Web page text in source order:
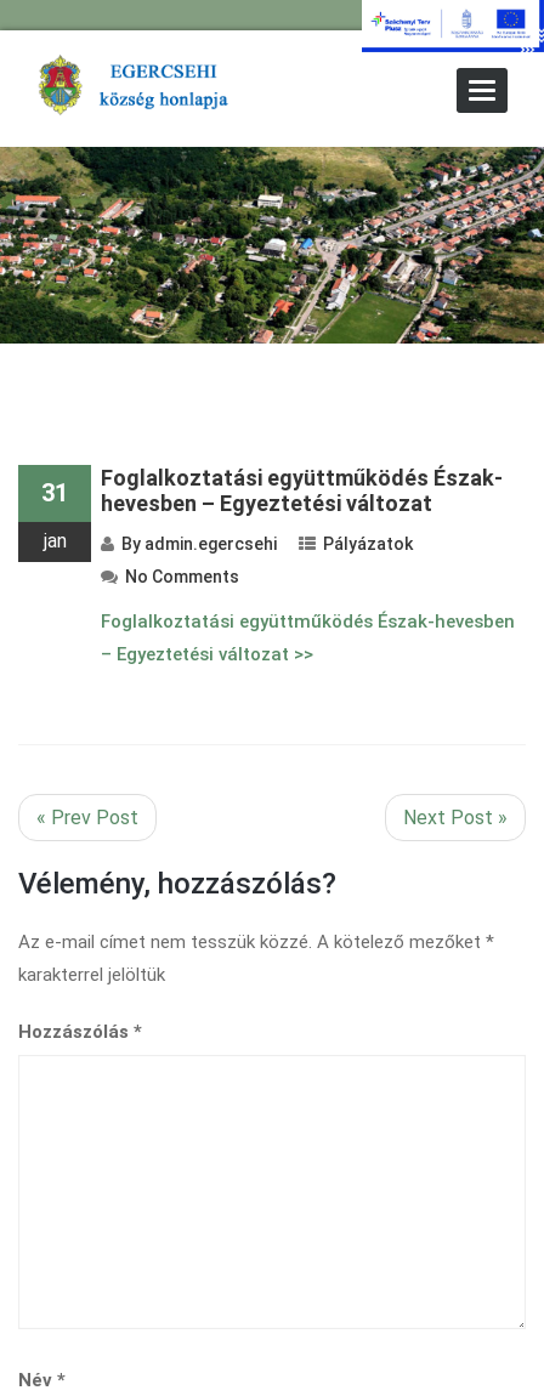
Toggle
31
jan
Foglalkoztatási együttműködés Észak-
hevesben – Egyeztetési változat
By admin.egercsehi
Pályázatok
No Comments
Foglalkoztatási együttműködés Észak-hevesben
– Egyeztetési változat >>
« Prev Post Next Post »
Vélemény, hozzászólás?
Az e-mail címet nem tesszük közzé. A kötelező mezőket *
karakterrel jelöltük
Hozzászólás *
Név *